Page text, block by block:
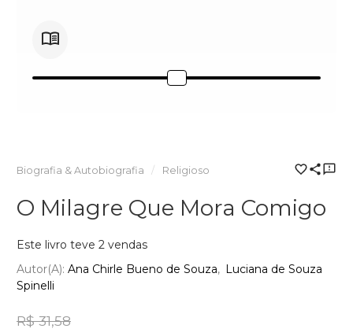
Biografia & Autobiografia Religioso
O Milagre Que Mora Comigo
Este livro teve 2 vendas
Autor(a): Ana Chirle Bueno de Souza
Luciana de Souza
Spinelli
R$ 31,58